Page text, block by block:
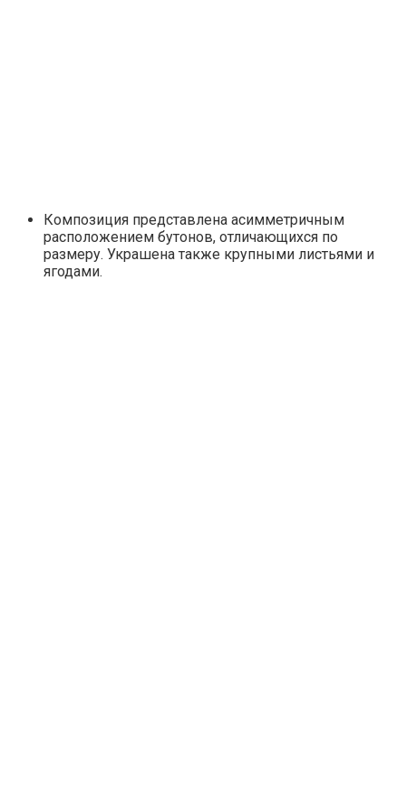
Композиция представлена асимметричным
расположением бутонов, отличающихся по
размеру. Украшена также крупными листьями и
ягодами.